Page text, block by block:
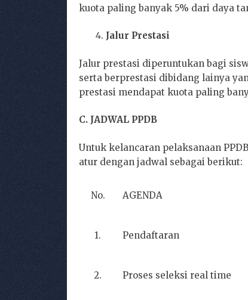
kuota paling banyak 5% dari daya
Jalur Prestasi
Jalur prestasi diperuntukan bagi
serta berprestasi dibidang lainya
prestasi mendapat kuota paling
C. JADWAL PPDB
Untuk kelancaran pelaksanaan
atur dengan jadwal sebagai berikut:
No. AGENDA
1. Pendaftaran
2. Proses seleksi real time